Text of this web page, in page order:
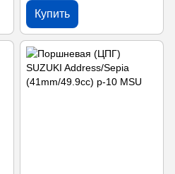
Купить